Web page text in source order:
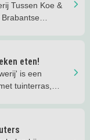
Tussen Koe &
eten!
is een
tuinterras,